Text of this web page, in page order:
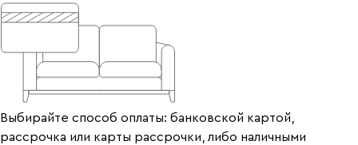
Выбирайте способ оплаты: банковской картой,
рассрочка или карты рассрочки, либо наличными